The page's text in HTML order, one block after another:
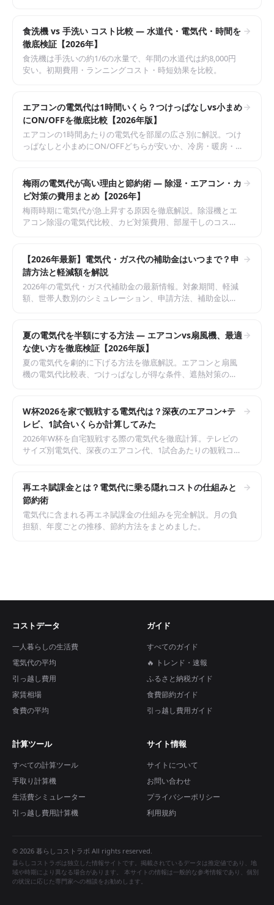
食洗機 vs 手洗い コスト比較 — 水道代・電気代・時間を
徹底検証【2026年】
食洗機は手洗いの約1/6の水量で、年間の水道代は約8,000円
安い。初期費用・ランニングコスト・時短効果を比較。
エアコンの電気代は1時間いくら？つけっぱなしvs小まめ
にON/OFFを徹底比較【2026年版】
エアコンの1時間あたりの電気代を部屋の広さ別に解説。つけ
っぱなしと小まめにON/OFFどちらが安いか、冷房・暖房・
梅雨の電気代が高い理由と節約術 — 除湿・エアコン・カ
ビ対策の費用まとめ【2026年】
梅雨時期に電気代が急上昇する原因を徹底解説。除湿機とエ
アコン除湿の電気代比較、カビ対策費用、部屋干しのコスト
【2026年最新】電気代・ガス代の補助金はいつまで？申
請方法と軽減額を解説
2026年の電気代・ガス代補助金の最新情報。対象期間、軽減
額、世帯人数別のシミュレーション、申請方法、補助金以外
夏の電気代を半額にする方法 — エアコンvs扇風機、最適
な使い方を徹底検証【2026年版】
夏の電気代を劇的に下げる方法を徹底解説。エアコンと扇風
機の電気代比較表、つけっぱなしが得な条件、遮熱対策の費
W杯2026を家で観戦する電気代は？深夜のエアコン+テ
レビ、1試合いくらか計算してみた
2026年W杯を自宅観戦する際の電気代を徹底計算。テレビの
サイズ別電気代、深夜のエアコン代、1試合あたりの観戦コス
再エネ賦課金とは？電気代に乗る隠れコストの仕組みと
節約術
電気代に含まれる再エネ賦課金の仕組みを完全解説。月の負
担額、年度ごとの推移、節約方法をまとめました。
コストデータ
一人暮らしの生活費
電気代の平均
引っ越し費用
家賃相場
食費の平均
ガイド
すべてのガイド
🔥 トレンド・速報
ふるさと納税ガイド
食費節約ガイド
引っ越し費用ガイド
計算ツール
すべての計算ツール
手取り計算機
生活費シミュレーター
引っ越し費用計算機
サイト情報
サイトについて
お問い合わせ
プライバシーポリシー
利用規約
© 2026 暮らしコストラボ All rights reserved.
暮らしコストラボは独立した情報サイトです。掲載されているデータは推定値であり、地
域や時期により異なる場合があります。 本サイトの情報は一般的な参考情報であり、個別
の状況に応じた専門家への相談をお勧めします。